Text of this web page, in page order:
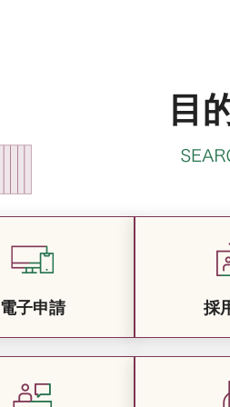
目
電子申請 採